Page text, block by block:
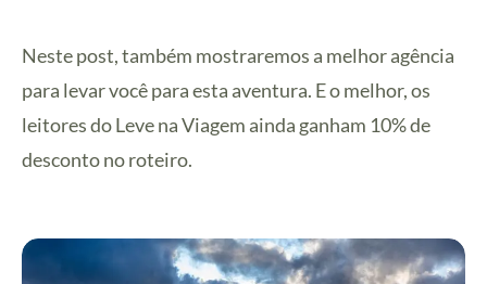
Neste post, também mostraremos a melhor agência
para levar você para esta aventura. E o melhor, os
leitores do Leve na Viagem ainda ganham 10% de
desconto no roteiro.